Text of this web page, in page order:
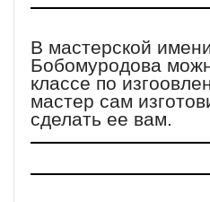
В мастерской
Бобомуродова
классе по
мастер сам
сделать ее вам.